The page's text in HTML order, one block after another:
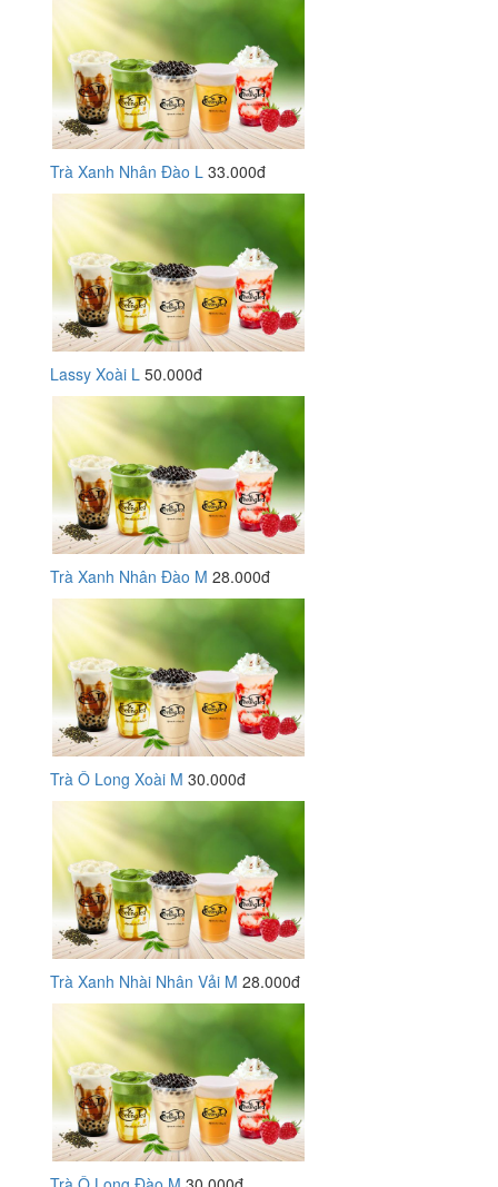
Trà Xanh Nhân Đào L 33.000đ
Lassy Xoài L 50.000đ
Trà Xanh Nhân Đào M 28.000đ
Trà Ô Long Xoài M 30.000đ
Trà Xanh Nhài Nhân Vải M 28.000đ